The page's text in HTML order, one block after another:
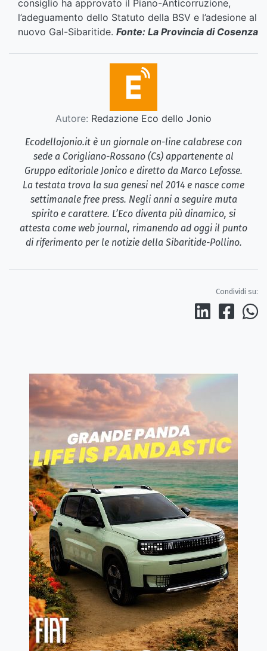
consiglio ha approvato il Piano-Anticorruzione,
l’adeguamento dello Statuto della BSV e l’adesione al
nuovo Gal-Sibaritide. Fonte: La Provincia di Cosenza
Autore: Redazione Eco dello Jonio
Ecodellojonio.it è un giornale on-line calabrese con
sede a Corigliano-Rossano (Cs) appartenente al
Gruppo editoriale Jonico e diretto da Marco Lefosse.
La testata trova la sua genesi nel 2014 e nasce come
settimanale free press. Negli anni a seguire muta
spirito e carattere. L’Eco diventa più dinamico, si
attesta come web journal, rimanendo ad oggi il punto
di riferimento per le notizie della Sibaritide-Pollino.
Condividi su: